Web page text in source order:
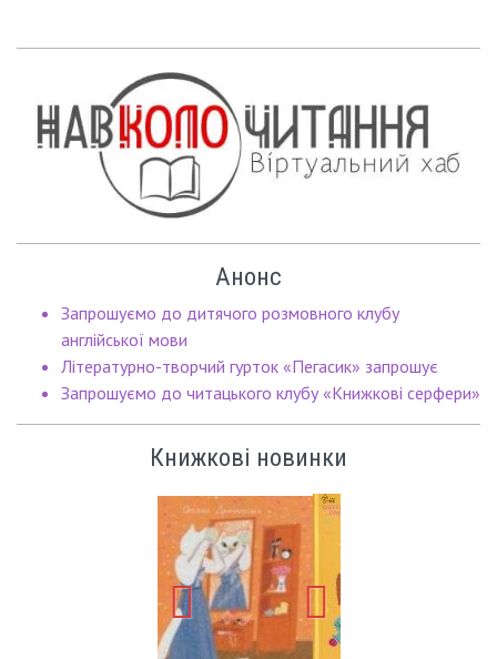
Анонс
Запрошуємо до дитячого розмовного клубу
англійської мови
Літературно-творчий гурток «Пегасик» запрошує
Запрошуємо до читацького клубу «Книжкові серфери»
Книжкові новинки